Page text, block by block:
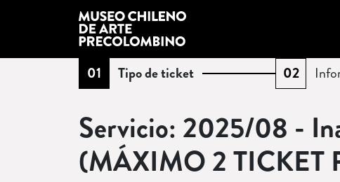
Actual )
01 Tipo de ticket ( Pendiente)
02
Servicio: 2025/08 -
(MÁXIMO 2 TICKET